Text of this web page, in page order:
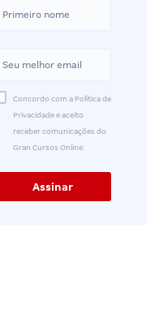
Concordo com a Política de
Privacidade e aceito
receber comunicações do
Gran Cursos Online.